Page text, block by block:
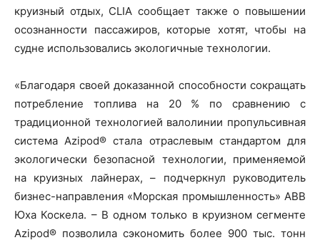
круизный отдых, CLIA сообщает также о повышении
осознанности пассажиров, которые хотят, чтобы на
судне использовались экологичные технологии.
«Благодаря своей доказанной способности сокращать
потребление топлива на 20 % по сравнению с
традиционной технологией валолинии пропульсивная
система Azipod® стала отраслевым стандартом для
экологически безопасной технологии, применяемой
на круизных лайнерах, – подчеркнул руководитель
бизнес-направления «Морская промышленность» ABB
Юха Коскела. – В одном только в круизном сегменте
Azipod® позволила сэкономить более 900 тыс. тонн